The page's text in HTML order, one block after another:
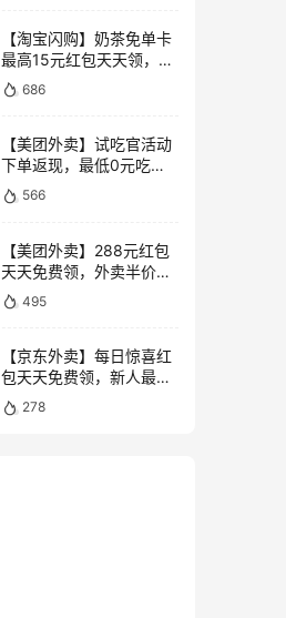
【淘宝闪购】奶茶免单卡
最高15元红包天天领，喝
奶茶不花钱
686
【美团外卖】试吃官活动
下单返现，最低0元吃外
卖全国限时抢
566
【美团外卖】288元红包
天天免费领，外卖半价神
券限时抢
495
【京东外卖】每日惊喜红
包天天免费领，新人最高
叠加领55元外卖券限时抢
278